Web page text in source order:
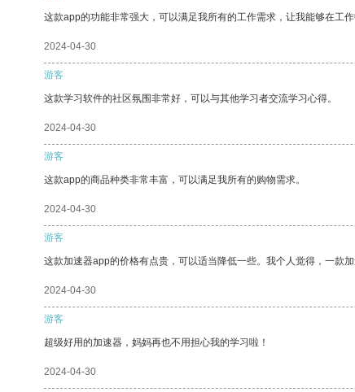
这款app的功能非常强大，可以满足我所有的工作需求，让我能够在工作
2024-04-30
游客
这款学习软件的社区氛围非常好，可以与其他学习者交流学习心得。
2024-04-30
游客
这款app的商品种类非常丰富，可以满足我所有的购物需求。
2024-04-30
游客
这款加速器app的价格有点贵，可以适当降低一些。我个人觉得，一款
2024-04-30
游客
超级好用的加速器，妈妈再也不用担心我的学习啦！
2024-04-30